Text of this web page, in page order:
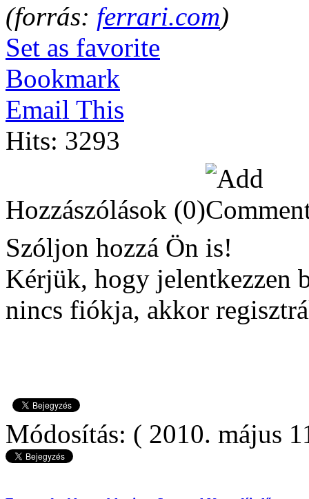
(forrás: ferrari.com)
Set as favorite
Bookmark
Email This
Hits: 3293
Hozzászólások (0)
Szóljon hozzá Ön is!
Kérjük, hogy jelentkezzen
nincs fiókja, akkor
Módosítás: ( 2010. május